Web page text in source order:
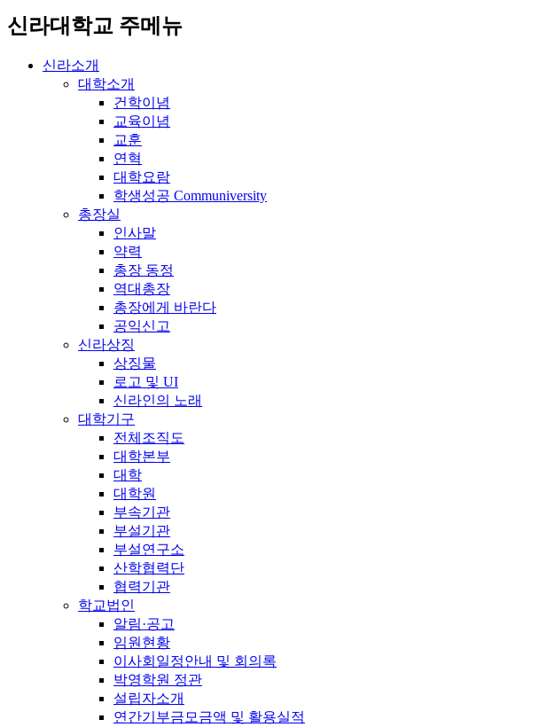
신라대학교 주메뉴
신라소개
대학소개
건학이념
교육이념
교훈
연혁
대학요람
학생성공 Communiversity
총장실
인사말
약력
총장 동정
역대총장
총장에게 바란다
공익신고
신라상징
상징물
로고 및 UI
신라인의 노래
대학기구
전체조직도
대학본부
대학
대학원
부속기관
부설기관
부설연구소
산학협력단
협력기관
학교법인
알림·공고
임원현황
이사회일정안내 및 회의록
박영학원 정관
설립자소개
연간기부금모금액 및 활용실적